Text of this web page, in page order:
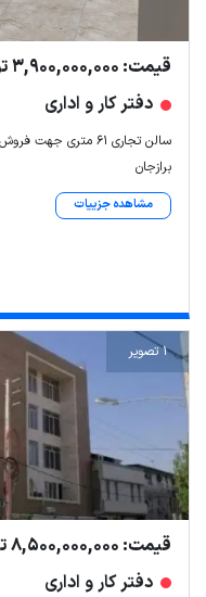
قیمت: 3,900,000,000 تومان
دفتر کار و اداری
سالن تجاری 61 متری جهت فروش
برازجان
مشاهده جزییات
1 تصویر
قیمت: 8,500,000,000 تومان
دفتر کار و اداری